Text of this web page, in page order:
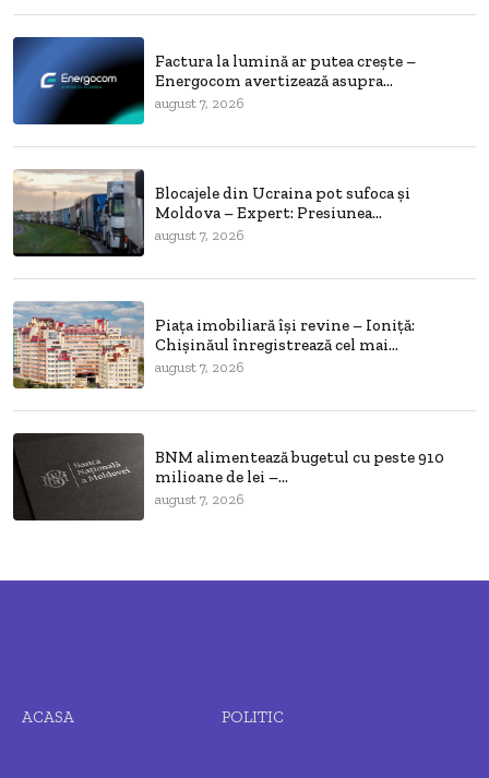
Factura la lumină ar putea crește –
Energocom avertizează asupra...
august 7, 2026
Blocajele din Ucraina pot sufoca și
Moldova – Expert: Presiunea...
august 7, 2026
Piața imobiliară își revine – Ioniță:
Chișinăul înregistrează cel mai...
august 7, 2026
BNM alimentează bugetul cu peste 910
milioane de lei –...
august 7, 2026
ACASA POLITIC